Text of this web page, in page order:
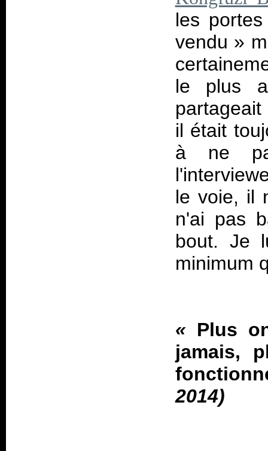
les
vendu »
le plus
il était
à ne
le voie, il
n'ai pas
bout. Je
minimum
« Plus
jamais,
2014)